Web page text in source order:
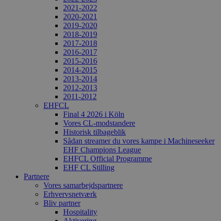
2021-2022
2020-2021
2019-2020
2018-2019
2017-2018
2016-2017
2015-2016
2014-2015
2013-2014
2012-2013
2011-2012
EHFCL
Final 4 2026 i Köln
Vores CL-modstandere
Historisk tilbageblik
Sådan streamer du vores kampe i Machineseeker
EHF Champions League
EHFCL Official Programme
EHF CL Stilling
Partnere
Vores samarbejdspartnere
Erhvervsnetværk
Bliv partner
Hospitality